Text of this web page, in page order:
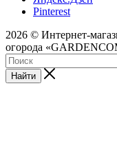
Pinterest
2026 © Интернет-
огорода
Найти